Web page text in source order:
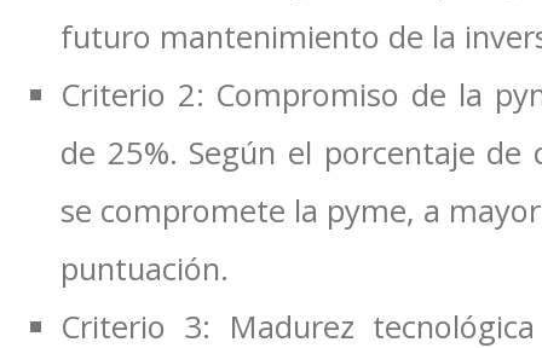
futuro mantenimiento de la
Criterio 2: Compromiso de la
de 25%. Según el porcentaje
se compromete la pyme, a
puntuación.
Criterio 3: Madurez